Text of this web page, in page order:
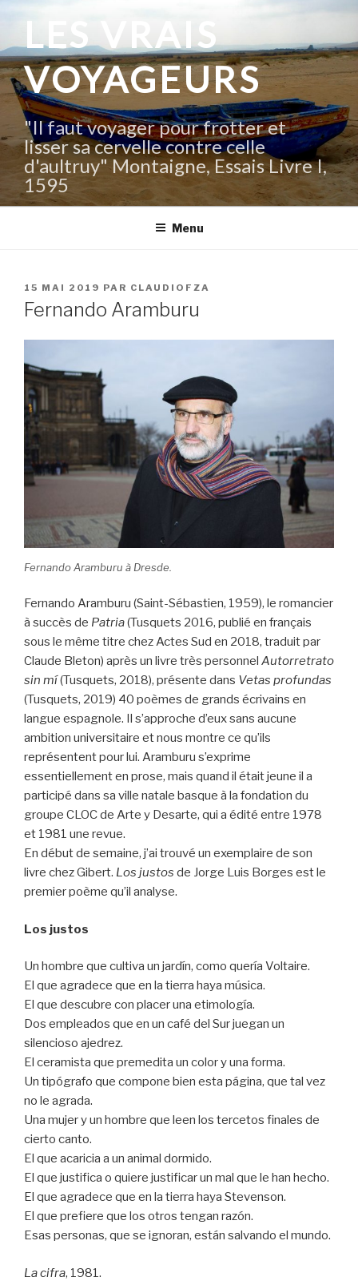
contenu
principal
LES VRAIS
VOYAGEURS
"Il faut voyager pour frotter et
lisser sa cervelle contre celle
d'aultruy" Montaigne, Essais Livre I,
1595
Menu
PUBLIÉ
LE
15 MAI 2019 PAR CLAUDIOFZA
Fernando Aramburu
Fernando Aramburu à Dresde.
Fernando Aramburu (Saint-Sébastien, 1959), le romancier
à succès de Patria(Tusquets 2016, publié en français
sous le même titre chez Actes Sud en 2018, traduit par
Claude Bleton) après un livre très personnel Autorretrato
sin mí(Tusquets, 2018), présente dans Vetas profundas
(Tusquets, 2019) 40 poèmes de grands écrivains en
langue espagnole. Il s’approche d’eux sans aucune
ambition universitaire et nous montre ce qu’ils
représentent pour lui. Aramburu s’exprime
essentiellement en prose, mais quand il était jeune il a
participé dans sa ville natale basque à la fondation du
groupe CLOC de Arte y Desarte, qui a édité entre 1978
et 1981 une revue.
En début de semaine, j’ai trouvé un exemplaire de son
livre chez Gibert. Los justos de Jorge Luis Borges est le
premier poème qu’il analyse.
Los justos
Un hombre que cultiva un jardín, como quería Voltaire.
El que agradece que en la tierra haya música.
El que descubre con placer una etimología.
Dos empleados que en un café del Sur juegan un
silencioso ajedrez.
El ceramista que premedita un color y una forma.
Un tipógrafo que compone bien esta página, que tal vez
no le agrada.
Una mujer y un hombre que leen los tercetos finales de
cierto canto.
El que acaricia a un animal dormido.
El que justifica o quiere justificar un mal que le han hecho.
El que agradece que en la tierra haya Stevenson.
El que prefiere que los otros tengan razón.
Esas personas, que se ignoran, están salvando el mundo.
La cifra, 1981.